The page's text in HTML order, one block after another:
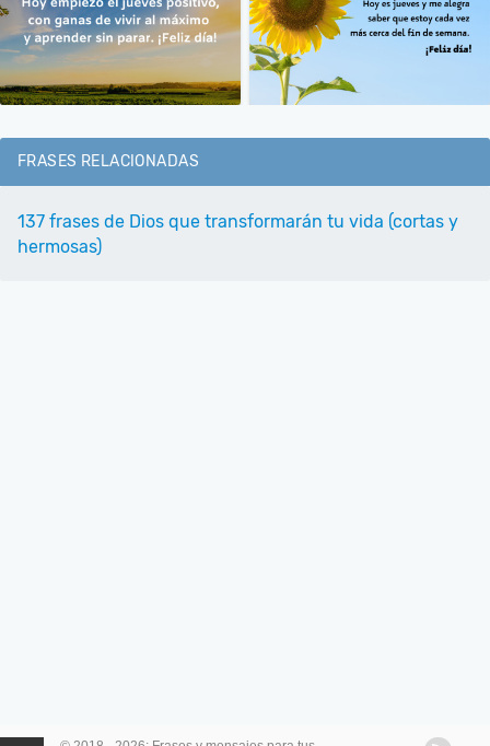
FRASES RELACIONADAS
137 frases de Dios que transformarán tu vida (cortas y
hermosas)